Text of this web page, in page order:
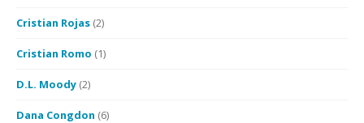
Cristian Rojas (2)
Cristian Romo (1)
D.L. Moody (2)
Dana Congdon (6)